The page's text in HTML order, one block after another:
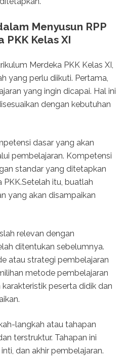
Menyusun RPP
PKK Kelas XI
Merdeka PKK Kelas XI,
yang perlu diikuti. Pertama,
yang ingin dicapai. Hal ini
dengan kebutuhan
dasar yang akan
pembelajaran. Kompetensi
standar yang ditetapkan
itu, buatlah
yang akan disampaikan
relevan dengan
ditentukan sebelumnya.
atau strategi pembelajaran
metode pembelajaran
peserta didik dan
langkah atau tahapan
terstruktur. Tahapan ini
dan akhir pembelajaran.